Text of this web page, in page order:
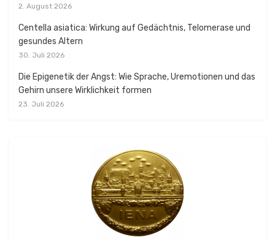
2. August 2026
Centella asiatica: Wirkung auf Gedächtnis, Telomerase und
gesundes Altern
30. Juli 2026
Die Epigenetik der Angst: Wie Sprache, Uremotionen und das
Gehirn unsere Wirklichkeit formen
23. Juli 2026